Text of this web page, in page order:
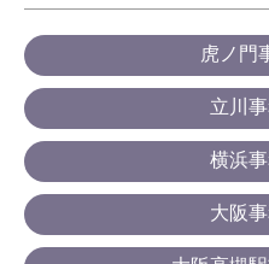
虎ノ門
立川
横浜
大阪